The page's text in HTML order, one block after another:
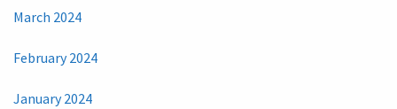
March 2024
February 2024
January 2024